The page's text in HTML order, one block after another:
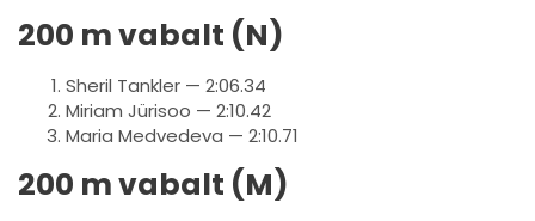
200 m vabalt (N)
Sheril Tankler — 2:06.34
Miriam Jürisoo — 2:10.42
Maria Medvedeva — 2:10.71
200 m vabalt (M)